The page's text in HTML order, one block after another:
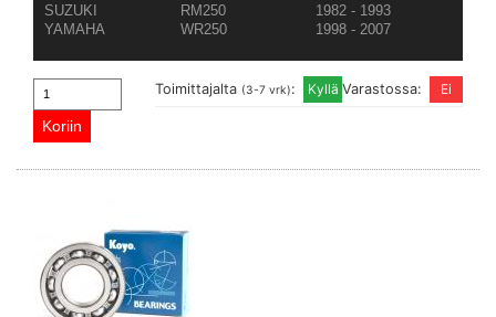
SUZUKI RM250
1982 - 1993
YAMAHA
WR250 1998 - 2007
Varastossa:
Toimittajalta (3-7 vrk):